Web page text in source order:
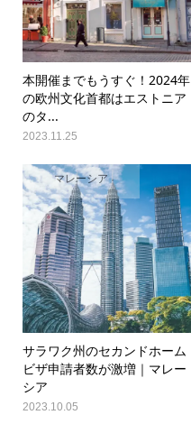
本開催までもうすぐ！2024年
の欧州文化首都はエストニア
のタ...
2023.11.25
マレーシア
サラワク州のセカンドホーム
ビザ申請者数が激増｜マレー
シア
2023.10.05